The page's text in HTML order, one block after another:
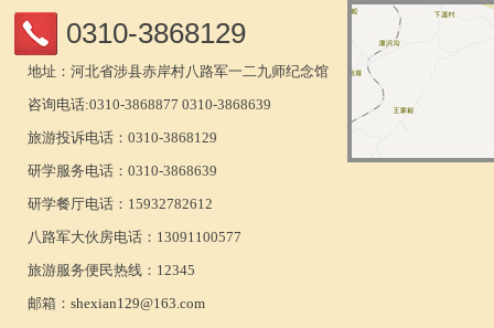
0310-3868129
地址：河北省涉县赤岸村八路军一二九师纪念馆
咨询电话:0310-3868877 0310-3868639
旅游投诉电话：0310-3868129
研学服务电话：0310-3868639
研学餐厅电话：15932782612
八路军大伙房电话：13091100577
旅游服务便民热线：12345
邮箱： shexian129@163.com